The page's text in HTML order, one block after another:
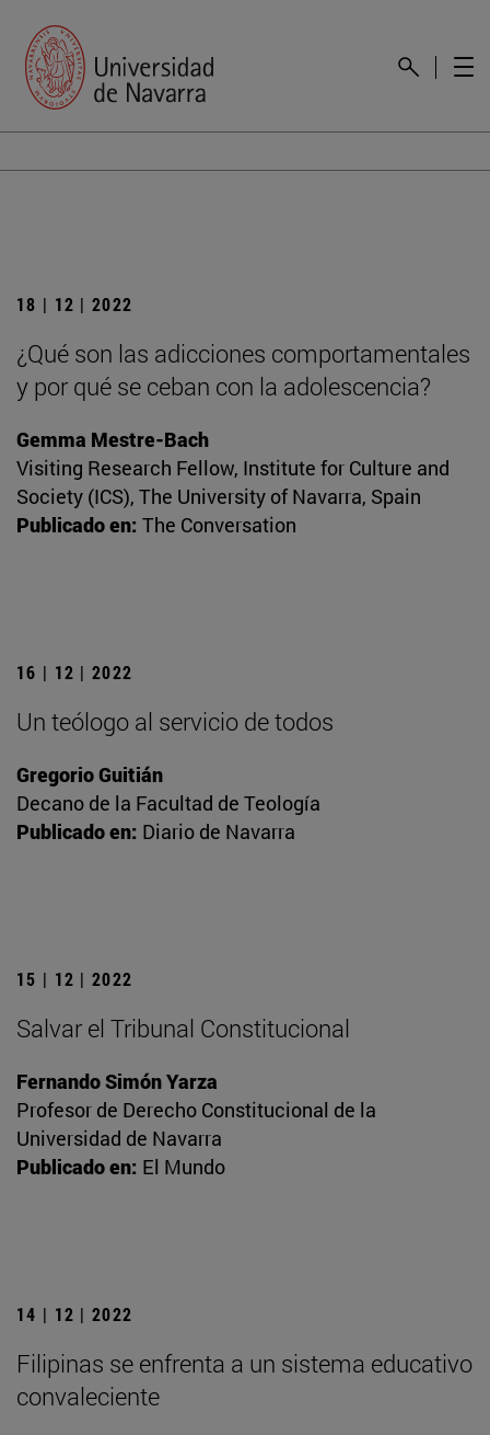
18 | 12 | 2022
¿Qué son las adicciones comportamentales
y por qué se ceban con la adolescencia?
Gemma Mestre-Bach
Visiting Research Fellow, Institute for Culture and
Society (ICS), The University of Navarra, Spain
Publicado en: The Conversation
16 | 12 | 2022
Un teólogo al servicio de todos
Gregorio Guitián
Decano de la Facultad de Teología
Publicado en: Diario de Navarra
15 | 12 | 2022
Salvar el Tribunal Constitucional
Fernando Simón Yarza
Profesor de Derecho Constitucional de la
Universidad de Navarra
Publicado en: El Mundo
14 | 12 | 2022
Filipinas se enfrenta a un sistema educativo
convaleciente